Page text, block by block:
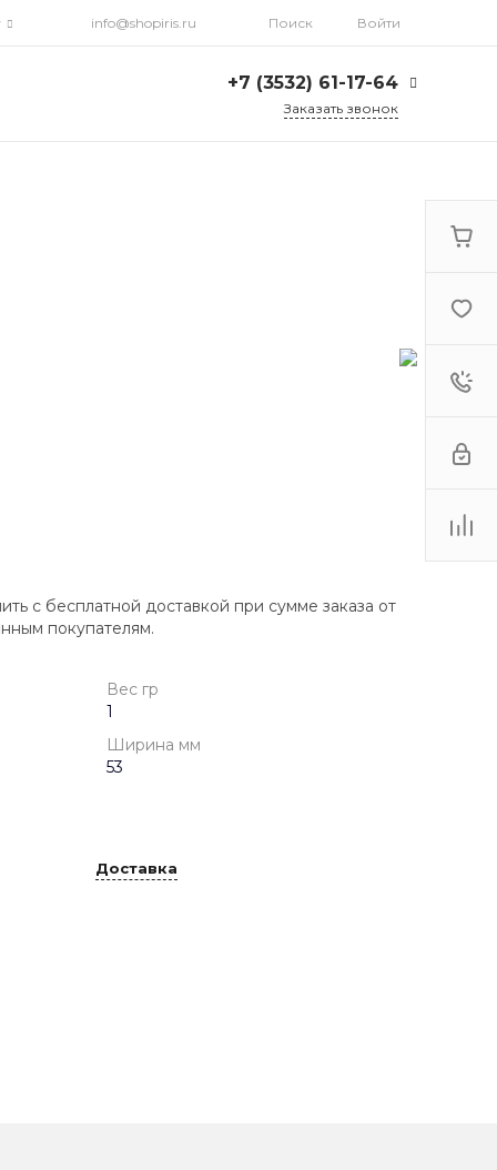
info@shopiris.ru Поиск Войти
+7 (3532) 61-17-64
Заказать звонок
с бесплатной доставкой при сумме заказа от
покупателям.
Вес гр
1
Ширина мм
53
Доставка